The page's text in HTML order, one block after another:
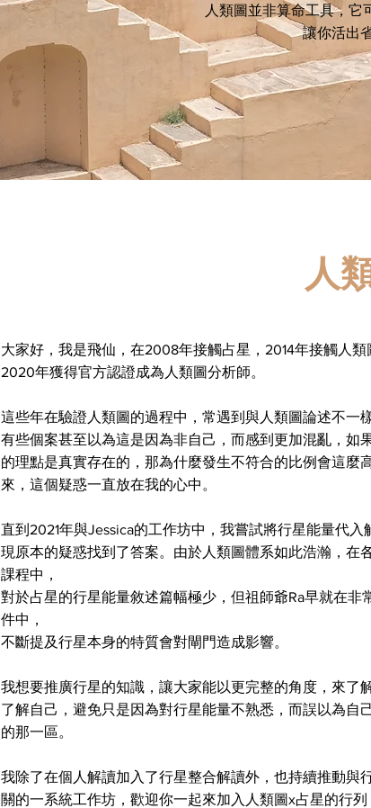
人類圖並非算命工具，它
讓你活出
人
大家好，我是飛仙，在2008年接觸占星，2014年接觸人類
2020年獲得官方認證成為人類圖分析師。
這些年在驗證人類圖的過程中，常遇到與人類圖論述不一
有些個案甚至以為這是因為非自己，而感到更加混亂，如
的理點是真實存在的，那為什麼發生不符合的比例會這麼
來，這個疑惑一直放在我的心中。
直到2021年與Jessica的工作坊中，我嘗試將行星能量代入
現原本的疑惑找到了答案。由於人類圖體系如此浩瀚，在
課程中，
對於占星的行星能量敘述篇幅極少，但祖師爺Ra早就在非
件中，
不斷提及行星本身的特質會對閘門造成影響。
我想要推廣行星的知識，讓大家能以更完整的角度，來了
了解自己，避免只是因為對行星能量不熟悉，而誤以為自
的那一區。
我除了在個人解讀加入了行星整合解讀外，也持續推動與
關的一系統工作坊，​歡迎你一起來加入人類圖x占星的行列